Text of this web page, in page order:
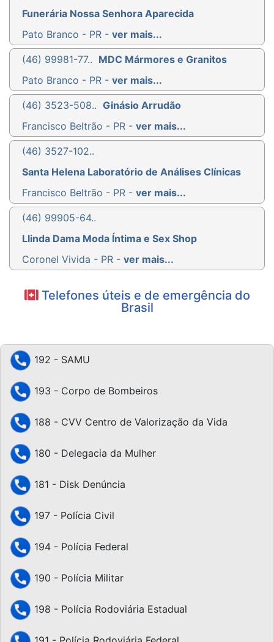
Funerária Nossa Senhora Aparecida
Pato Branco - PR - ver mais...
(46) 99981-77.. MDC Mármores e Granitos
Pato Branco - PR - ver mais...
(46) 3523-508.. Ginásio Arrudão
Francisco Beltrão - PR - ver mais...
(46) 3527-102..
Santa Helena Laboratório de Análises Clínicas
Francisco Beltrão - PR - ver mais...
(46) 99905-64..
Llinda Dama Moda Íntima e Sex Shop
Coronel Vivida - PR - ver mais...
Telefones úteis e de emergência do
Brasil
192 - SAMU
193 - Corpo de Bombeiros
188 - CVV Centro de Valorização da Vida
180 - Delegacia da Mulher
181 - Disk Denúncia
197 - Polícia Civil
194 - Polícia Federal
190 - Polícia Militar
198 - Polícia Rodoviária Estadual